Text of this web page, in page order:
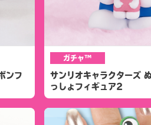
ンフ
ガチャ™
サンリオキャラクターズ
っしょフィギュア2